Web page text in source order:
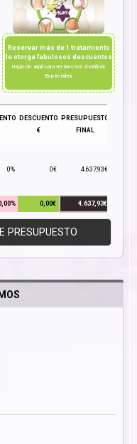
Reservar más de 1 tratamiento
le otorga fabulosos descuentos
Haga clic aquípara ver nuestros Combos
Especiales
DESCUENTO
€
PRESUPUESTO
FINAL
0% 0€ 4.637,93€
0,00€ 4.637,93€
PRESUPUESTO